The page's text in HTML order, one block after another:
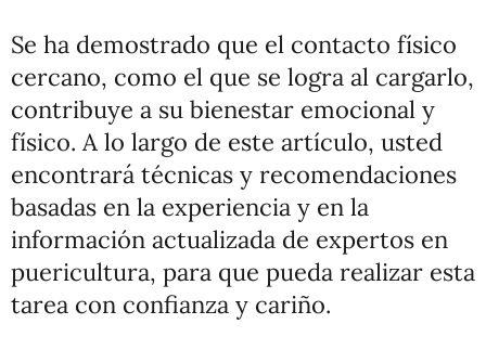
Se ha demostrado que el contacto físico
cercano, como el que se logra al cargarlo,
contribuye a su bienestar emocional y
físico. A lo largo de este artículo, usted
encontrará técnicas y recomendaciones
basadas en la experiencia y en la
información actualizada de expertos en
puericultura, para que pueda realizar esta
tarea con confianza y cariño.